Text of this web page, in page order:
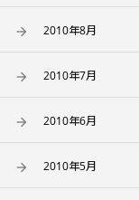
2010年8月
2010年7月
2010年6月
2010年5月